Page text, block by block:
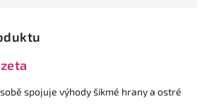
spojuje výhody šikmé hrany a ostré